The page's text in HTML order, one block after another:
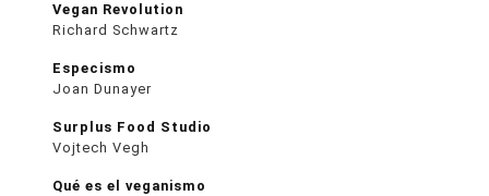
Vegan Revolution
Richard Schwartz
Especismo
Joan Dunayer
Surplus Food Studio
Vojtech Vegh
Qué es el veganismo